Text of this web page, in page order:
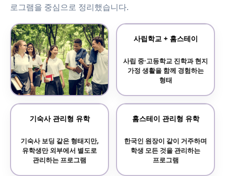
로그램을 중심으로 정리했습니다.
사립학교 프로그램
사립학교 + 홈스테이
사립 중·고등학교 진학과 현지
가정 생활을 함께 경험하는
형태
기숙사 관리형 유학
기숙사 보딩 같은 형태지만,
유학생만 외부에서 별도로
관리하는 프로그램
홈스테이 관리형 유학
한국인 원장이 같이 거주하며
학생 모든 것을 관리하는
프로그램